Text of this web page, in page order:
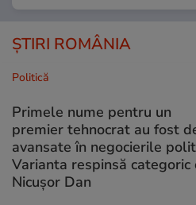
ȘTIRI ROMÂNIA
Politică
Primele nume pentru un
premier tehnocrat au fost
avansate în negocierile
Varianta respinsă categoric
Nicușor Dan